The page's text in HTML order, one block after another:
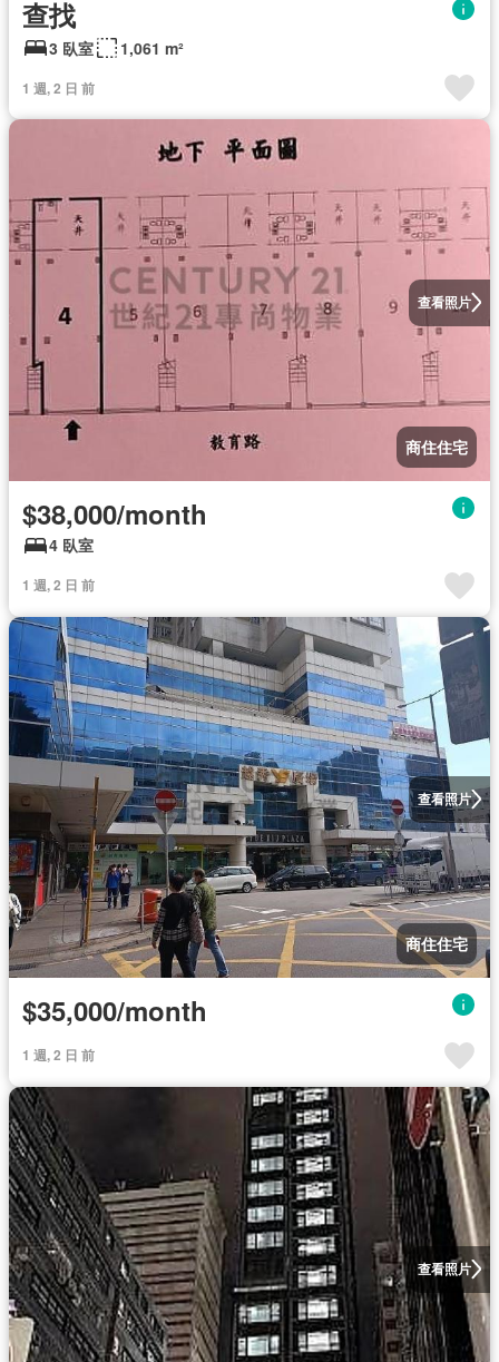
查找
3 臥室 1,061 m²
1 週, 2 日 前
查看照片
商住住宅
$38,000/month
4 臥室
1 週, 2 日 前
查看照片
商住住宅
$35,000/month
1 週, 2 日 前
查看照片